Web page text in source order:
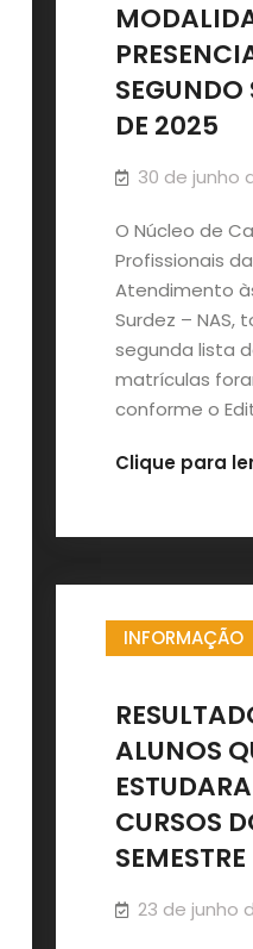
SEGUNDO
DE 2025
30 de junho
O Núcleo de
Profissionais
Atendimento
Surdez – NAS,
segunda lista
matrículas
conforme o
Clique para
INFORMAÇÃO
ALUNOS
CURSOS
23 de junho